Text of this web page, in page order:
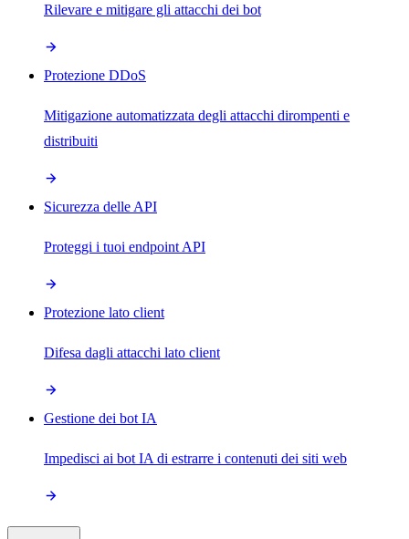
Rilevare e mitigare gli attacchi dei bot
Protezione DDoS
Mitigazione automatizzata degli attacchi dirompenti e
distribuiti
Sicurezza delle API
Proteggi i tuoi endpoint API
Protezione lato client
Difesa dagli attacchi lato client
Gestione dei bot IA
Impedisci ai bot IA di estrarre i contenuti dei siti web